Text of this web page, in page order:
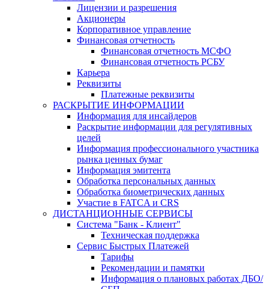
Лицензии и разрешения
Акционеры
Корпоративное управление
Финансовая отчетность
Финансовая отчетность МСФО
Финансовая отчетность РСБУ
Карьера
Реквизиты
Платежные реквизиты
РАСКРЫТИЕ ИНФОРМАЦИИ
Информация для инсайдеров
Раскрытие информации для регулятивных
целей
Информация профессионального участника
рынка ценных бумаг
Информация эмитента
Обработка персональных данных
Обработка биометрических данных
Участие в FATCA и CRS
ДИСТАНЦИОННЫЕ СЕРВИСЫ
Система "Банк - Клиент"
Техническая поддержка
Сервис Быстрых Платежей
Тарифы
Рекомендации и памятки
Информация о плановых работах ДБО/